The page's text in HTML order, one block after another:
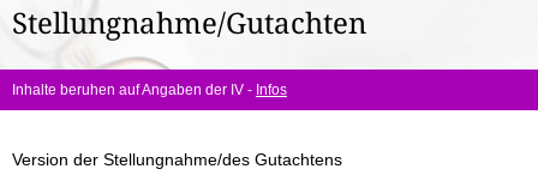
hier:
Stellungnahme/Gutachten
Inhalte beruhen auf Angaben der IV - Infos
Version der Stellungnahme/des Gutachtens